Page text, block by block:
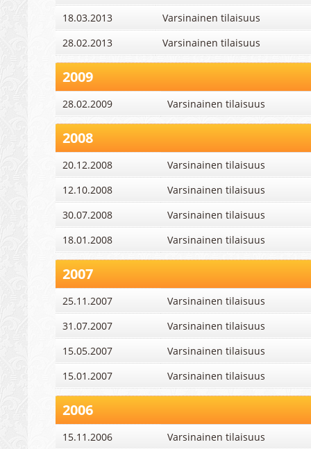
18.03.2013
Varsinainen tilaisuus
28.02.2013
Varsinainen tilaisuus
2009
28.02.2009 Varsinainen tilaisuus
2008
20.12.2008
Varsinainen tilaisuus
12.10.2008
Varsinainen tilaisuus
30.07.2008
Varsinainen tilaisuus
18.01.2008
Varsinainen tilaisuus
2007
25.11.2007
Varsinainen tilaisuus
31.07.2007
Varsinainen tilaisuus
15.05.2007
Varsinainen tilaisuus
15.01.2007
Varsinainen tilaisuus
2006
15.11.2006
Varsinainen tilaisuus